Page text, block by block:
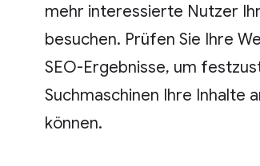
mehr interessierte Nutzer
besuchen. Prüfen Sie Ihre
SEO-Ergebnisse, um
Suchmaschinen Ihre Inhalte
können.